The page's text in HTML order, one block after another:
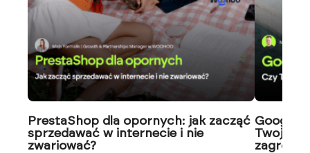
PrestaShop dla opornych: jak zacząć
sprzedawać w internecie i nie
zwariować?
Google
Twoja